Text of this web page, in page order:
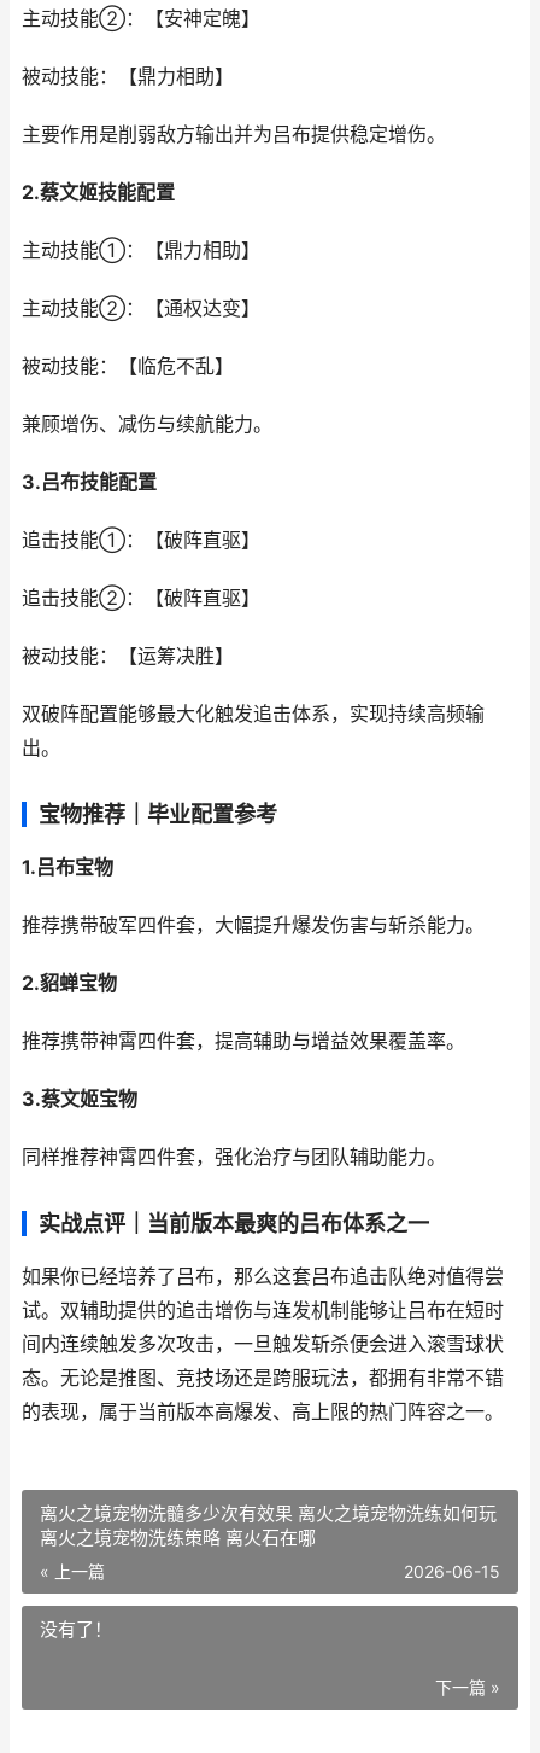
主动技能②：【安神定魄】
被动技能：【鼎力相助】
主要作用是削弱敌方输出并为吕布提供稳定增伤。
2.蔡文姬技能配置
主动技能①：【鼎力相助】
主动技能②：【通权达变】
被动技能：【临危不乱】
兼顾增伤、减伤与续航能力。
3.吕布技能配置
追击技能①：【破阵直驱】
追击技能②：【破阵直驱】
被动技能：【运筹决胜】
双破阵配置能够最大化触发追击体系，实现持续高频输
出。
宝物推荐｜毕业配置参考
1.吕布宝物
推荐携带破军四件套，大幅提升爆发伤害与斩杀能力。
2.貂蝉宝物
推荐携带神霄四件套，提高辅助与增益效果覆盖率。
3.蔡文姬宝物
同样推荐神霄四件套，强化治疗与团队辅助能力。
实战点评｜当前版本最爽的吕布体系之一
如果你已经培养了吕布，那么这套吕布追击队绝对值得尝
试。双辅助提供的追击增伤与连发机制能够让吕布在短时
间内连续触发多次攻击，一旦触发斩杀便会进入滚雪球状
态。无论是推图、竞技场还是跨服玩法，都拥有非常不错
的表现，属于当前版本高爆发、高上限的热门阵容之一。
离火之境宠物洗髓多少次有效果 离火之境宠物洗练如何玩
离火之境宠物洗练策略 离火石在哪
« 上一篇 2026-06-15
没有了！
下一篇 »